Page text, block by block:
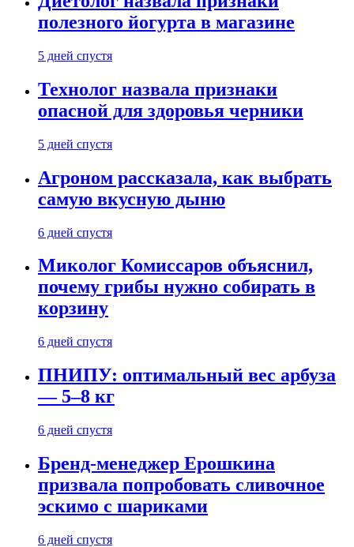
полезного йогурта в магазине
5 дней спустя
Технолог назвала признаки
опасной для здоровья черники
5 дней спустя
Агроном рассказала, как выбрать
самую вкусную дыню
6 дней спустя
Миколог Комиссаров объяснил,
почему грибы нужно собирать в
корзину
6 дней спустя
ПНИПУ: оптимальный вес арбуза
— 5–8 кг
6 дней спустя
Бренд-менеджер Ерошкина
призвала попробовать сливочное
эскимо с шариками
6 дней спустя